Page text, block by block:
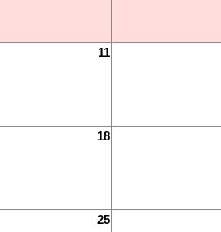
11
18
25